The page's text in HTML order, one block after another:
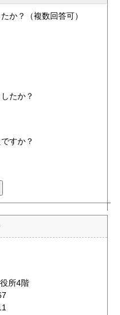
か？（複数回答可）
たか？
すか？
所4階